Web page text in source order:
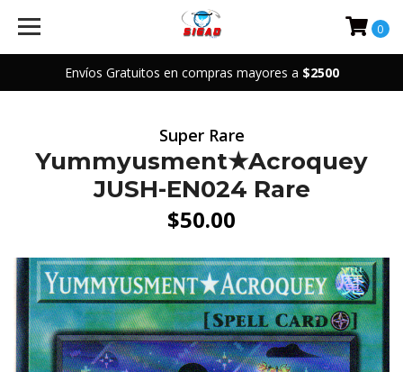
Envíos Gratuitos en compras mayores a $2500
0
Super Rare
Yummyusment★Acroquey
JUSH-EN024 Rare
$50.00